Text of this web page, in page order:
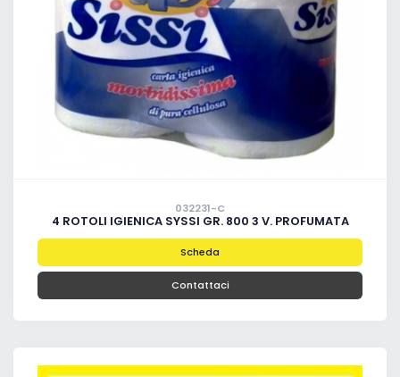
032231-C
4 ROTOLI IGIENICA SYSSI GR. 800 3 V. PROFUMATA
Scheda
Contattaci